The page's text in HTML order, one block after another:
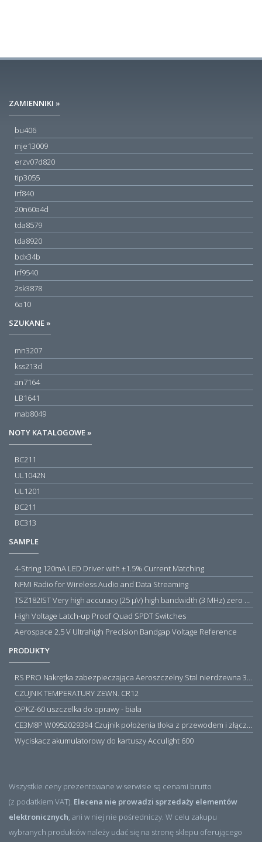
ZAMIENNIKI »
bu406
mje13009
erzv07d820
tip3055
irf840
20n60a4d
tda8579
tda8920
bdx34b
irf9540
2sk3878
6a10
SZUKANE »
mn3207
kss213d
an7164
LB1641
mab8049
NOTY KATALOGOWE »
BC211
UL1042N
UL1201
BC211
BC313
SAMPLE
4-String 120mA LED Driver with ±1.5% Current Matching
NFMI Radio for Wireless Audio and Data Streaming
TSZ182IST Very high accuracy (25 µV) high bandwidth (3 MHz) zero drift 5 V operational amplifiers
High Voltage Latch-up Proof Quad SPDT Switches
Aerospace 2.5 V Ultrahigh Precision Bandgap Voltage Reference
PRODUKTY
RS PRO Nakrętka zabezpieczająca Aeroszczelny Stal nierdzewna 316 Zwykłe
CZUJNIK TEMPERATURY ZEWN. CR12
OPKZ-60 uszczelka do oprawy - biała
CE3M8P W0952029394 Czujnik położenia tłoka z przewodem i złączem M8, PNP NO, 10...30VDC, 100mA, METALWORK, METAL WORK jak MZT1-0
Wyciskacz akumulatorowy do kartuszy Acculight 600
Wszystkie ceny prezentowane w serwisie są cenami brutto
(z podatkiem VAT). Elecena nie prowadzi sprzedaży elementów
elektronicznych, ani w niej nie pośredniczy. W celu zakupu
wybranych produktów należy udać się na stronę sklepu oferującego